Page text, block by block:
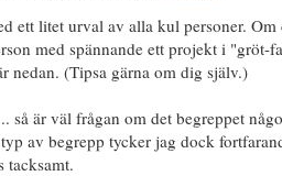
ett litet urval av alla kul personer. Om
med spännande ett projekt i "gröt-
nedan. (Tipsa gärna om dig själv.)
så är väl frågan om det begreppet
av begrepp tycker jag dock
tacksamt.